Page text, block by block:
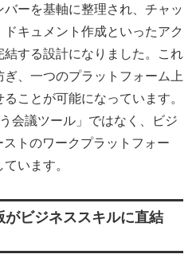
ーを基軸に整理され、チャッ
ドキュメント作成といったアク
する設計になりました。これ
、一つのプラットフォーム上
ことが可能になっています。
会議ツール」ではなく、ビジ
トのワークプラットフォー
います。
ビジネススキルに直結